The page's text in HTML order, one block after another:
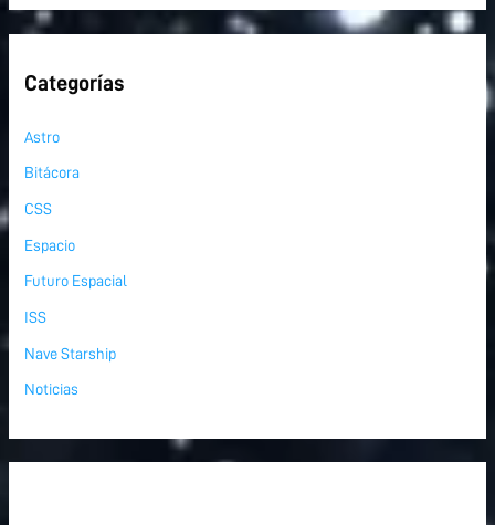
Categorías
Astro
Bitácora
CSS
Espacio
Futuro Espacial
ISS
Nave Starship
Noticias